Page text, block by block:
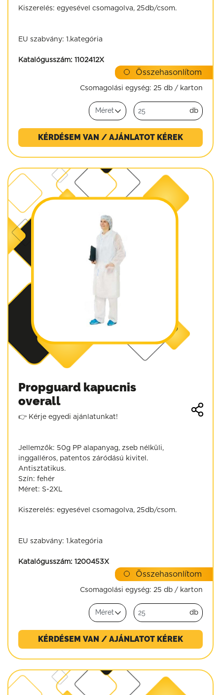
Kiszerelés: egyesével csomagolva, 25db/csom.
EU szabvány: 1.kategória
Katalógusszám: 1102412X
Összehasonlítom
Csomagolási egység: 25 db / karton
db
KÉRDÉSEM VAN / AJÁNLATOT KÉREK
Propguard kapucnis
overall
👉 Kérje egyedi ajánlatunkat!
Jellemzők: 50g PP alapanyag, zseb nélküli,
inggalléros, patentos záródású kivitel.
Antisztatikus.
Szín: fehér
Méret: S-2XL
Kiszerelés: egyesével csomagolva, 25db/csom.
EU szabvány: 1.kategória
Katalógusszám: 1200453X
Összehasonlítom
Csomagolási egység: 25 db / karton
db
KÉRDÉSEM VAN / AJÁNLATOT KÉREK